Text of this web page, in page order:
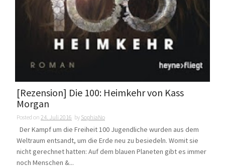
[Rezension] Die 100: Heimkehr von Kass
Morgan
Posted on 24. Juli 2016 by SophiaNo
Der Kampf um die Freiheit 100 Jugendliche wurden aus dem
Weltraum entsandt, um die Erde neu zu besiedeln. Womit sie
nicht gerechnet hatten: Auf dem blauen Planeten gibt es immer
noch Menschen &...